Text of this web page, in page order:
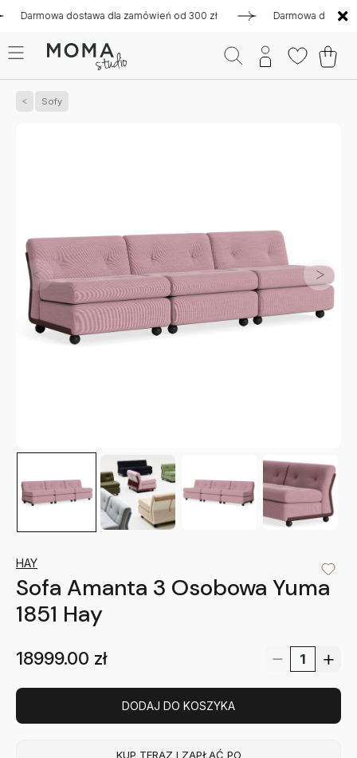
dostawa dla zamówień od 300 zł Darmowa dostawa dla
Sofy
HAY
Sofa Amanta 3 Osobowa Yuma
1851 Hay
18999.00 zł
DODAJ DO KOSZYKA
KUP TERAZ I ZAPŁAĆ PO